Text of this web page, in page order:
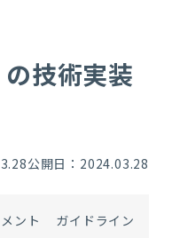
技術実装
公開日：2024.03.28
ント ガイドライン